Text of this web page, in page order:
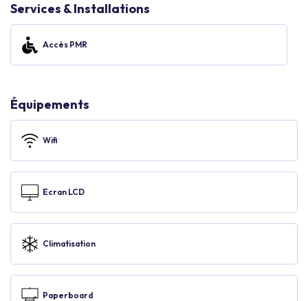
Services & Installations
Accès PMR
Équipements
Wifi
Ecran LCD
Climatisation
Paperboard